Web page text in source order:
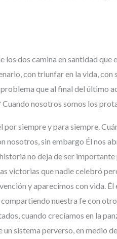
dos camina en santidad que
con triunfar en la vida, con
que al final del último
nosotros somos los
siempre y para siempre.
nosotros, sin embargo Él nos
no deja de ser
victorias que nadie celebró
y aparecimos con vida. Él
nuestra fe con
cuando crecíamos en la
sistema perverso, en medio